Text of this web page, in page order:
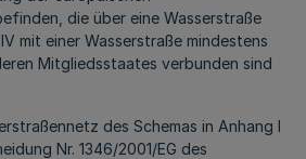
die über eine Wasserstraße
mit einer Wasserstraße mindestens
Mitgliedsstaates verbunden sind
des Schemas in Anhang I
Nr. 1346/2001/EG des